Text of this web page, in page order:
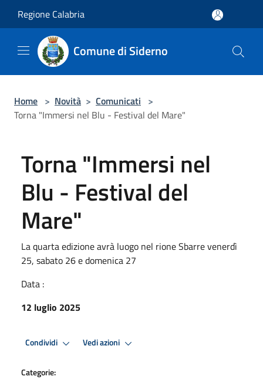
Regione Calabria
Comune di Siderno
Home > Novità > Comunicati >
Torna "Immersi nel Blu - Festival del Mare"
Torna "Immersi nel
Blu - Festival del
Mare"
La quarta edizione avrà luogo nel rione Sbarre venerdì
25, sabato 26 e domenica 27
Data :
12 luglio 2025
Condividi Vedi azioni
Categorie: